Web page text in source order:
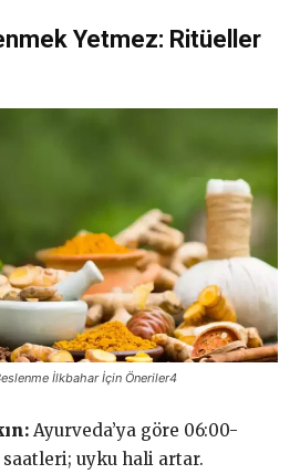
Yetmez: Ritüeller
İlkbahar İçin Öneriler4
Ayurveda’ya göre 06:00-
saatleri; uyku hali artar.